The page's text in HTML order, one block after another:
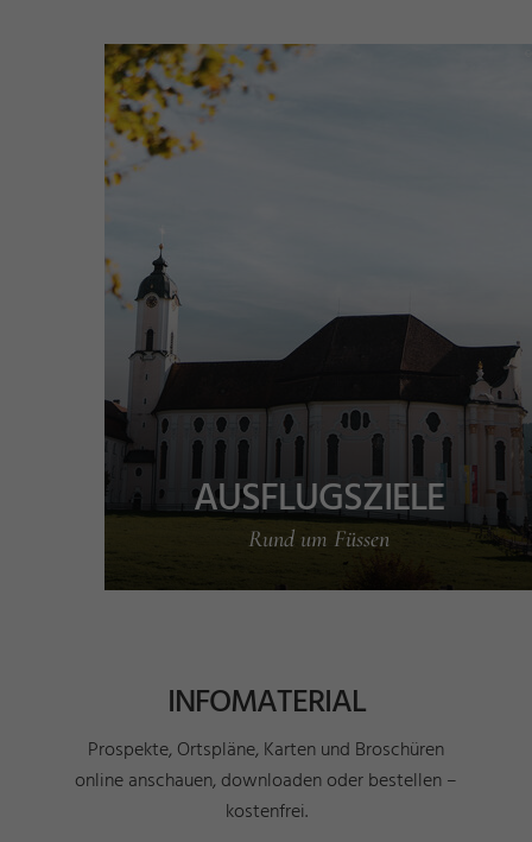
AUSFLUGSZIELE
Rund um Füssen
INFOMATERIAL
Prospekte, Ortspläne, Karten und Broschüren
online anschauen, downloaden oder bestellen –
kostenfrei.